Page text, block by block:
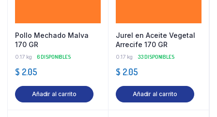
Pollo Mechado Malva
170 GR
0.17 kg 6 DISPONIBLES
$ 2.05
Añadir al carrito
Jurel en Aceite Vegetal
Arrecife 170 GR
0.17 kg 33 DISPONIBLES
$ 2.05
Añadir al carrito